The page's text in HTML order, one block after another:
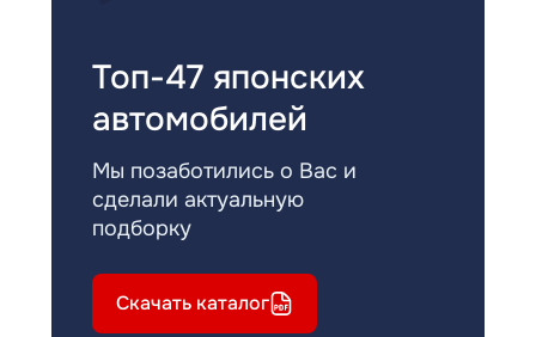
Топ-47 японских
автомобилей
Мы позаботились о Вас и
сделали актуальную
подборку
Скачать каталог